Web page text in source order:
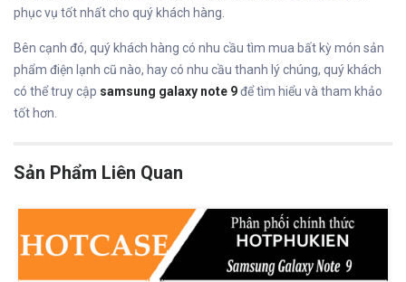
phục vụ tốt nhất cho quý khách hàng.
Bên cạnh đó, quý khách hàng có nhu cầu tìm mua bất kỳ món sản
phẩm điện lạnh cũ nào, hay có nhu cầu thanh lý chúng, quý khách
có thể truy cập samsung galaxy note 9để tìm hiểu và tham khảo
tốt hơn.
Sản Phẩm Liên Quan